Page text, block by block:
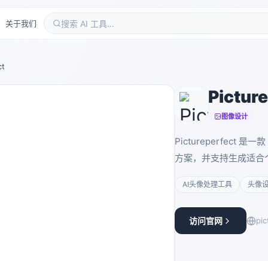
关于我们
图像设计
Pictureperfect 是一款
方案，并支持生成适
AI头像处理工具 头像
访问官网